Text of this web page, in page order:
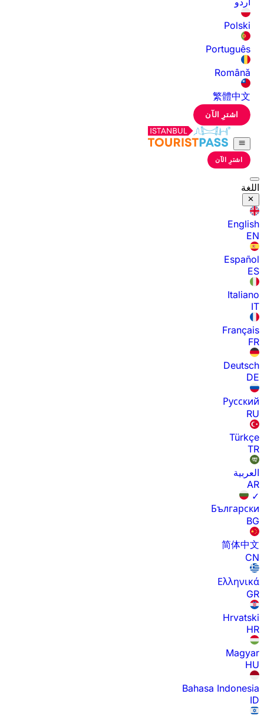
Polski
Português
Română
繁體中文
اشترِ الآن
اشترِ الآن
اللغة
English
EN
Español
ES
Italiano
IT
Français
FR
Deutsch
DE
Русский
RU
Türkçe
TR
العربية
AR
✓
Български
BG
简体中文
CN
Ελληνικά
GR
Hrvatski
HR
Magyar
HU
Bahasa Indonesia
ID